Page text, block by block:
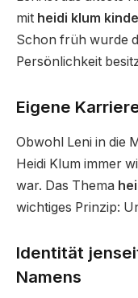
mit heidi klum
Schon früh wurde
Persönlichkeit
Eigene
Obwohl Leni in die
Heidi Klum immer
war. Das Thema
wichtiges Prinzip:
Identität
Namens